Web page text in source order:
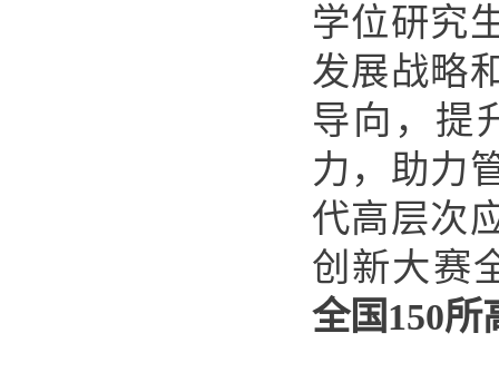
学位研究
发展战略
导向，提
力，助力
代高层次
创新大赛
全国150所